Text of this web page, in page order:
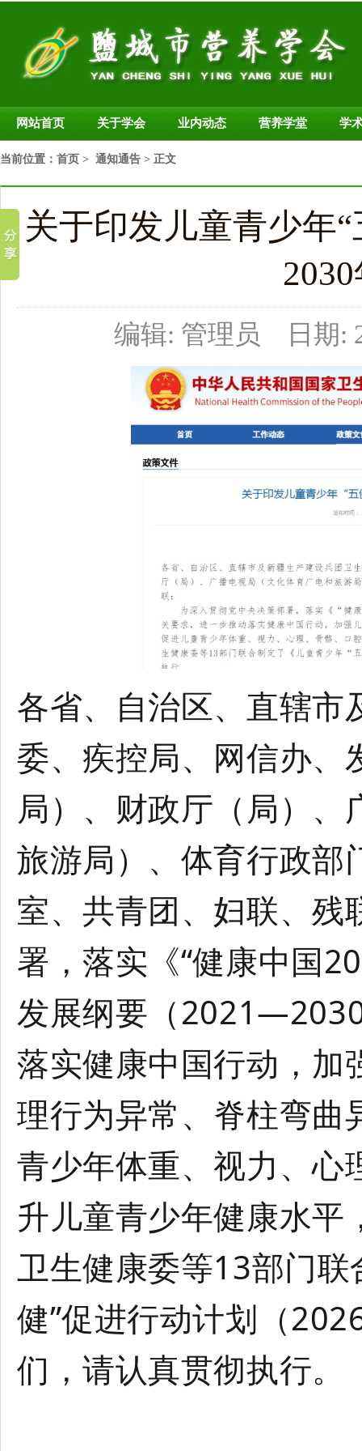
网站首页 关于学会 业内动态 营养学堂 学
当前位置： 首页 > 通知通告 > 正文
关于印发儿童青少年
编辑: 管理员 日期:
各省、自治区、直辖市
委、疾控局、网信办、
局）、财政厅（局）
旅游局）、体育行政部
室、共青团、妇联、
署，落实《“健康中国
发展纲要（
落实健康中国行动，加
理行为异常、脊柱弯曲
青少年体重、视力、心
升儿童青少年健康水平
卫生健康委等13部门
健”促进行动计划（
们，请认真贯彻执行